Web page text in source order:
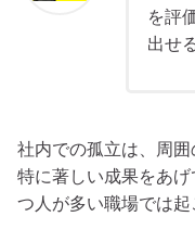
を評
出せ
社内での孤立は、周囲
特に著しい成果をあ
つ人が多い職場では起